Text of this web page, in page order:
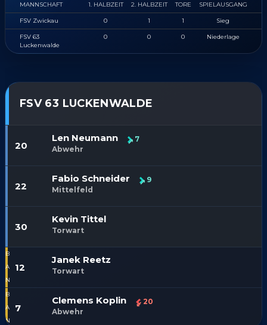
MANNSCHAFT 1. HALBZEIT 2. HALBZEIT TORE SPIELAUSGANG
FSV Zwickau 0 1 1 Sieg
FSV 63
Luckenwalde
0 0 0 Niederlage
FSV 63 LUCKENWALDE
20
Len Neumann
7
Abwehr
22
Fabio Schneider
9
Mittelfeld
30
Kevin Tittel
Torwart
12
Janek Reetz
Torwart
7
Clemens Koplin
20
Abwehr